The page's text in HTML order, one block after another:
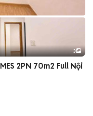
3
2PN 70m2 Full Nội